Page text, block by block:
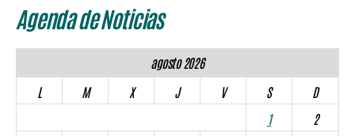
Agenda de Noticias
agosto 2026
L
M X J V S
D
1
2